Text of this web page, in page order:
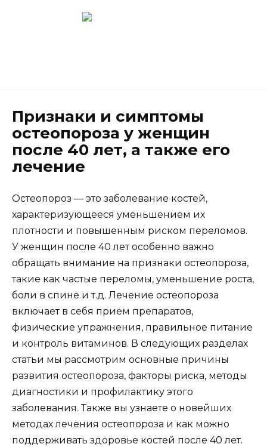
Признаки и симптомы
остеопороза у женщин
после 40 лет, а также его
лечение
Остеопороз — это заболевание костей,
характеризующееся уменьшением их
плотности и повышенным риском переломов.
У женщин после 40 лет особенно важно
обращать внимание на признаки остеопороза,
такие как частые переломы, уменьшение роста,
боли в спине и т.д. Лечение остеопороза
включает в себя прием препаратов,
физические упражнения, правильное питание
и контроль витаминов. В следующих разделах
статьи мы рассмотрим основные причины
развития остеопороза, факторы риска, методы
диагностики и профилактику этого
заболевания. Также вы узнаете о новейших
методах лечения остеопороза и как можно
поддерживать здоровье костей после 40 лет.